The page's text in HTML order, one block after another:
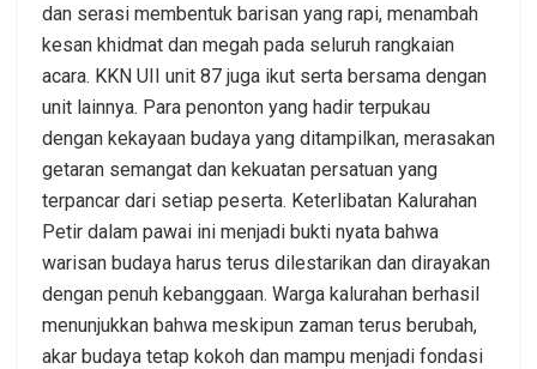
dan serasi membentuk barisan yang rapi, menambah
kesan khidmat dan megah pada seluruh rangkaian
acara. KKN UII unit 87 juga ikut serta bersama dengan
unit lainnya. Para penonton yang hadir terpukau
dengan kekayaan budaya yang ditampilkan, merasakan
getaran semangat dan kekuatan persatuan yang
terpancar dari setiap peserta. Keterlibatan Kalurahan
Petir dalam pawai ini menjadi bukti nyata bahwa
warisan budaya harus terus dilestarikan dan dirayakan
dengan penuh kebanggaan. Warga kalurahan berhasil
menunjukkan bahwa meskipun zaman terus berubah,
akar budaya tetap kokoh dan mampu menjadi fondasi